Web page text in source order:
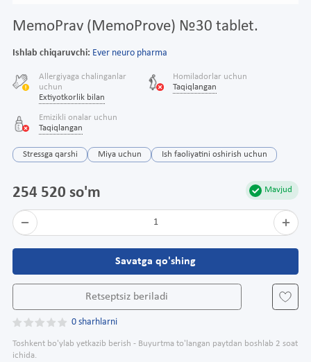
MemoPrav (MemoProve) №30 tablet.
Ishlab chiqaruvchi: Ever neuro pharma
Allergiyaga chalinganlar
uchun
Extiyotkorlik bilan
Homiladorlar uchun
Taqiqlangan
Emizikli onalar uchun
Taqiqlangan
Stressga qarshi Miya uchun Ish faoliyatini oshirish uchun
Mavjud
254 520 so'm
1
Savatga qo'shing
Retseptsiz beriladi
0 sharhlarni
Toshkent bo'ylab yetkazib berish - Buyurtma to'langan paytdan boshlab 2 soat
ichida.